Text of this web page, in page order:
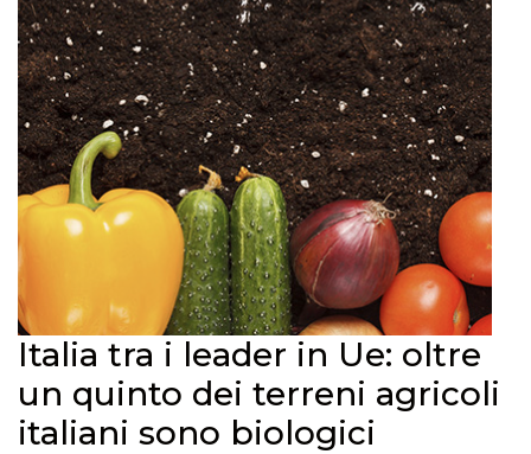
Italia tra i leader in Ue: oltre
un quinto dei terreni agricoli
italiani sono biologici